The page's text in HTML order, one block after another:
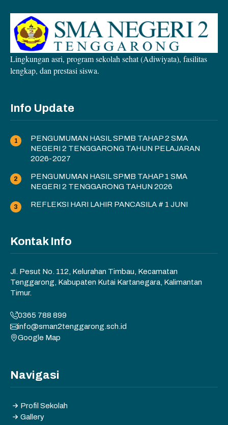
Lingkungan asri, program sekolah sehat (Adiwiyata), fasilitas
lengkap, dan prestasi siswa.
Info Update
PENGUMUMAN HASIL SPMB TAHAP 2 SMA
NEGERI 2 TENGGARONG TAHUN PELAJARAN
2026-2027
PENGUMUMAN HASIL SPMB TAHAP 1 SMA
NEGERI 2 TENGGARONG TAHUN 2026
REFLEKSI HARI LAHIR PANCASILA # 1 JUNI
Kontak Info
Jl. Pesut No. 112, Kelurahan Timbau, Kecamatan
Tenggarong, Kabupaten Kutai Kartanegara, Kalimantan
Timur.
0365 788 899
info@sman2tenggarong.sch.id
Google Map
Navigasi
Profil Sekolah
Gallery